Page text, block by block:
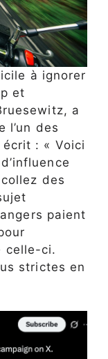
à ignorer
et
a
l’un des
: « Voici
des
paient
celle-ci.
strictes en